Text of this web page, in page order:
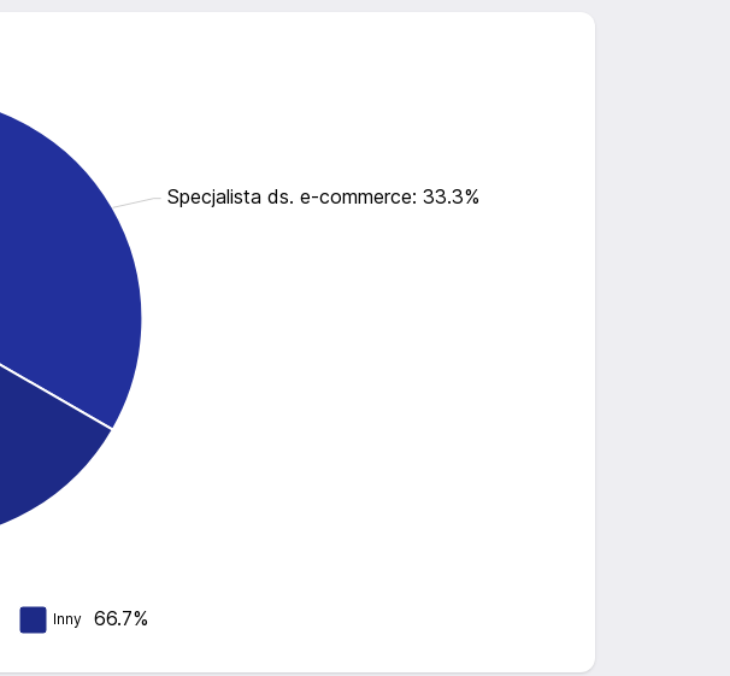
Specjalista ds. e-commerce: 33.3%
Inny 66.7%